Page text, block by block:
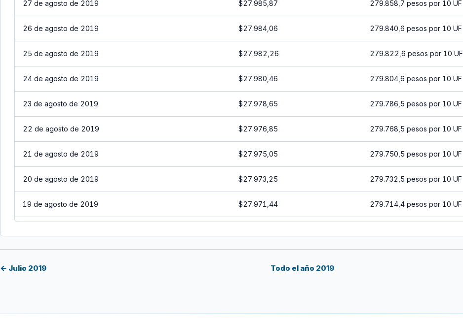
27 de agosto de 2019 $27.985,87 279.858,7 pesos por 10 UF
26 de agosto de 2019 $27.984,06 279.840,6 pesos por 10 UF
25 de agosto de 2019 $27.982,26 279.822,6 pesos por 10 UF
24 de agosto de 2019 $27.980,46 279.804,6 pesos por 10 UF
23 de agosto de 2019 $27.978,65 279.786,5 pesos por 10 UF
22 de agosto de 2019 $27.976,85 279.768,5 pesos por 10 UF
21 de agosto de 2019 $27.975,05 279.750,5 pesos por 10 UF
20 de agosto de 2019 $27.973,25 279.732,5 pesos por 10 UF
19 de agosto de 2019 $27.971,44 279.714,4 pesos por 10 UF
← Julio 2019 Todo el año 2019